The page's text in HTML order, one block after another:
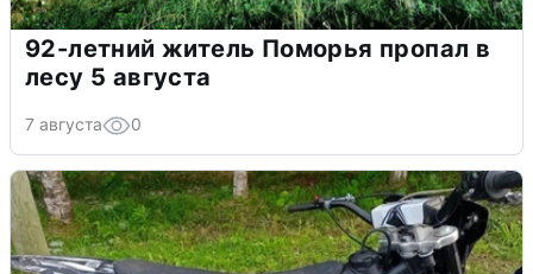
92-летний житель Поморья пропал в
лесу 5 августа
7 августа 0